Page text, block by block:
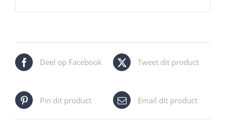
Deel op Facebook Tweet dit product
Pin dit product Email dit product